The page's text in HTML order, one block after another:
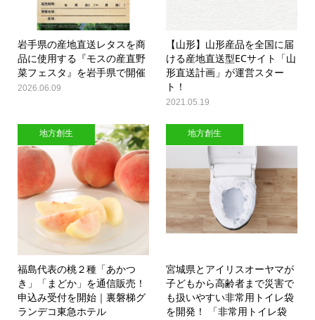
岩手県の産地直送レタスを商
品に使用する『モスの産直野
菜フェスタ』を岩手県で開催
2026.06.09
【山形】山形産品を全国に届
ける産地直送型ECサイト「山
形直送計画」が運営スター
ト！
2021.05.19
地方創生
福島代表の桃２種「あかつ
き」「まどか」を通信販売！
申込み受付を開始｜裏磐梯グ
ランデコ東急ホテル
地方創生
宮城県とアイリスオーヤマが
子どもから高齢者まで災害で
も扱いやすい非常用トイレ袋
を開発！ 「非常用トイレ袋